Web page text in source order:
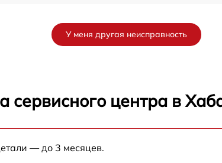
У меня другая неисправность
сервисного центра в
— до 3 месяцев.